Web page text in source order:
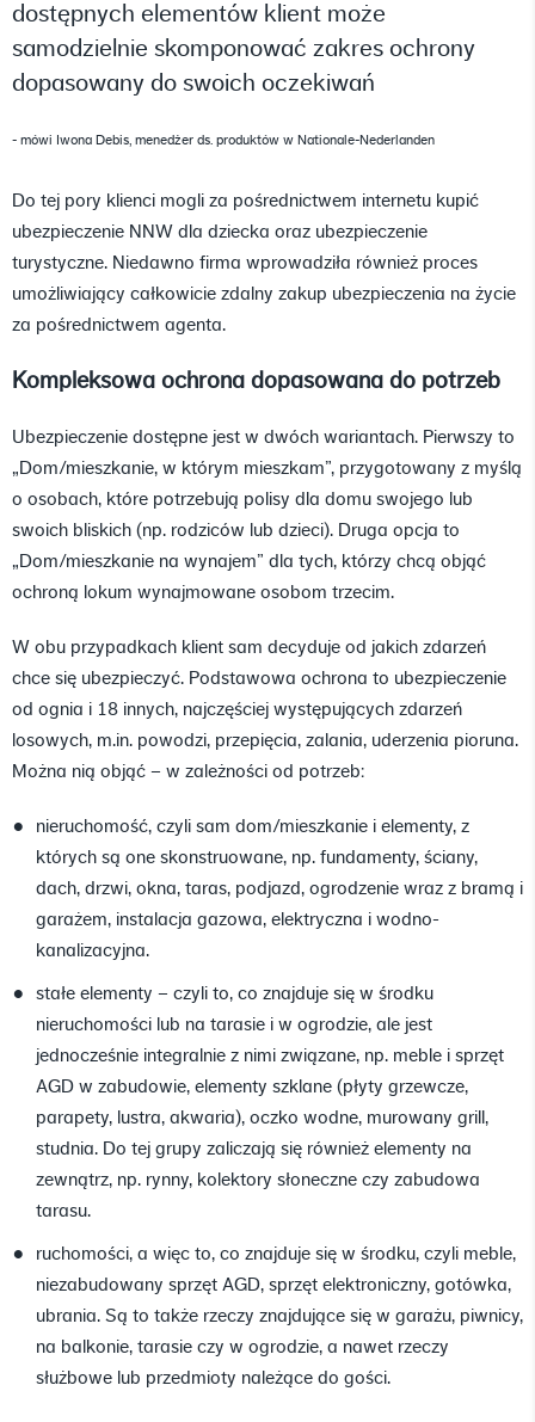
dostępnych elementów klient może
samodzielnie skomponować zakres ochrony
dopasowany do swoich oczekiwań
- mówi Iwona Debis, menedżer ds. produktów w Nationale-Nederlanden
Do tej pory klienci mogli za pośrednictwem internetu kupić
ubezpieczenie NNW dla dziecka oraz ubezpieczenie
turystyczne. Niedawno firma wprowadziła również proces
umożliwiający całkowicie zdalny zakup ubezpieczenia na życie
za pośrednictwem agenta.
Kompleksowa ochrona dopasowana do potrzeb
Ubezpieczenie dostępne jest w dwóch wariantach. Pierwszy to
„Dom/mieszkanie, w którym mieszkam”, przygotowany z myślą
o osobach, które potrzebują polisy dla domu swojego lub
swoich bliskich (np. rodziców lub dzieci). Druga opcja to
„Dom/mieszkanie na wynajem” dla tych, którzy chcą objąć
ochroną lokum wynajmowane osobom trzecim.
W obu przypadkach klient sam decyduje od jakich zdarzeń
chce się ubezpieczyć. Podstawowa ochrona to ubezpieczenie
od ognia i 18 innych, najczęściej występujących zdarzeń
losowych, m.in. powodzi, przepięcia, zalania, uderzenia pioruna.
Można nią objąć – w zależności od potrzeb:
nieruchomość, czyli sam dom/mieszkanie i elementy, z
których są one skonstruowane, np. fundamenty, ściany,
dach, drzwi, okna, taras, podjazd, ogrodzenie wraz z bramą i
garażem, instalacja gazowa, elektryczna i wodno-
kanalizacyjna.
stałe elementy – czyli to, co znajduje się w środku
nieruchomości lub na tarasie i w ogrodzie, ale jest
jednocześnie integralnie z nimi związane, np. meble i sprzęt
AGD w zabudowie, elementy szklane (płyty grzewcze,
parapety, lustra, akwaria), oczko wodne, murowany grill,
studnia. Do tej grupy zaliczają się również elementy na
zewnątrz, np. rynny, kolektory słoneczne czy zabudowa
tarasu.
ruchomości, a więc to, co znajduje się w środku, czyli meble,
niezabudowany sprzęt AGD, sprzęt elektroniczny, gotówka,
ubrania. Są to także rzeczy znajdujące się w garażu, piwnicy,
na balkonie, tarasie czy w ogrodzie, a nawet rzeczy
służbowe lub przedmioty należące do gości.